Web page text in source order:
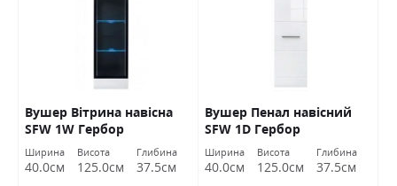
Вушер Вітрина навісна
SFW 1W Гербор
Ширина
40.0см
Висота
125.0см
Глибина
37.5см
Вушер Пенал навісний
SFW 1D Гербор
Ширина
40.0см
Висота
125.0см
Глибина
37.5см